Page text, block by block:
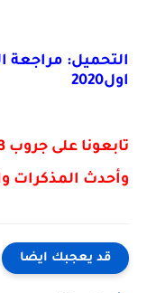
التحميل: مراجعة
اول2020
تابعونا على جروب
وأحدث المذكرات
قد يعجبك ايضا